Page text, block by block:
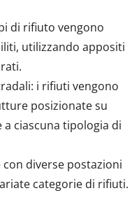
di rifiuto vengono
utilizzando appositi
i rifiuti vengono
posizionate su
a ciascuna tipologia di
diverse postazioni
categorie di rifiuti.